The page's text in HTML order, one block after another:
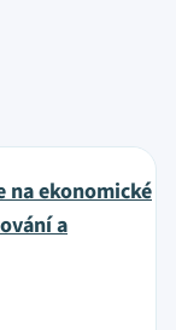
na ekonomické
a